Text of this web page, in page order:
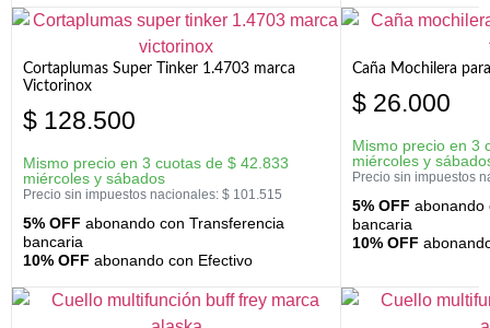
Cortaplumas Super Tinker 1.4703 marca
Victorinox
$ 128.500
Mismo precio en 3 cuotas de $ 42.833
miércoles y sábados
Precio sin impuestos nacionales: $ 101.515
5% OFF abonando con Transferencia
bancaria
10% OFF abonando con Efectivo
Caña Mochilera
$ 26.000
Mismo precio en 3
miércoles y
Precio sin impuestos
5% OFF abonando
bancaria
10% OFF